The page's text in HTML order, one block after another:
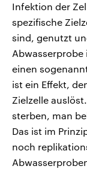
Infektion der
spezifische
sind, genutzt
einen
ist ein Effekt,
Zielzelle
sterben, man
Das ist im
noch